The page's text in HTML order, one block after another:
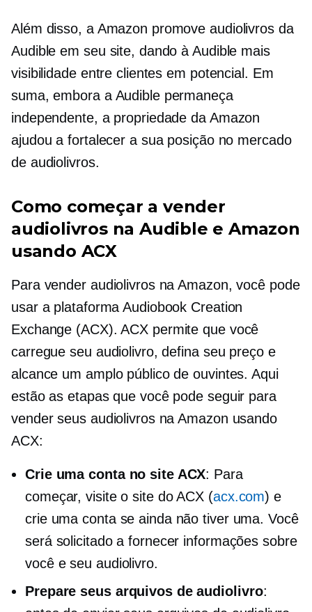
Além disso, a Amazon promove audiolivros da
Audible em seu site, dando à Audible mais
visibilidade entre clientes em potencial. Em
suma, embora a Audible permaneça
independente, a propriedade da Amazon
ajudou a fortalecer a sua posição no mercado
de audiolivros.
Como começar a vender
audiolivros na Audible e Amazon
usando ACX
Para vender audiolivros na Amazon, você pode
usar a plataforma Audiobook Creation
Exchange (ACX). ACX permite que você
carregue seu audiolivro, defina seu preço e
alcance um amplo público de ouvintes. Aqui
estão as etapas que você pode seguir para
vender seus audiolivros na Amazon usando
ACX:
Crie uma conta no site ACX: Para
começar, visite o site do ACX (acx.com) e
crie uma conta se ainda não tiver uma. Você
será solicitado a fornecer informações sobre
você e seu audiolivro.
Prepare seus arquivos de audiolivro: